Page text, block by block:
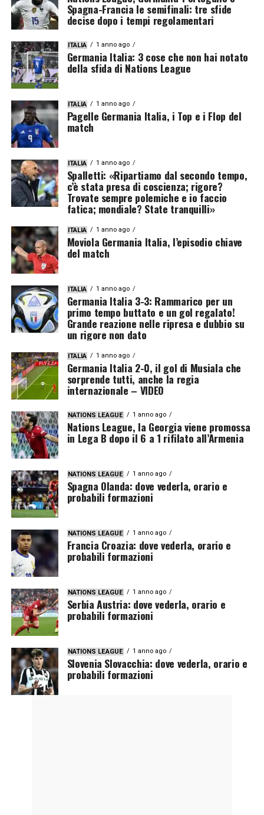
Spagna-Francia le semifinali: tre sfide
decise dopo i tempi regolamentari
ITALIA 1 anno ago
Germania Italia: 3 cose che non hai notato
della sfida di Nations League
ITALIA 1 anno ago
Pagelle Germania Italia, i Top e i Flop del
match
ITALIA 1 anno ago
Spalletti: «Ripartiamo dal secondo tempo,
c’è stata presa di coscienza; rigore?
Trovate sempre polemiche e io faccio
fatica; mondiale? State tranquilli»
ITALIA 1 anno ago
Moviola Germania Italia, l’episodio chiave
del match
ITALIA 1 anno ago
Germania Italia 3-3: Rammarico per un
primo tempo buttato e un gol regalato!
Grande reazione nelle ripresa e dubbio su
un rigore non dato
ITALIA 1 anno ago
Germania Italia 2-0, il gol di Musiala che
sorprende tutti, anche la regia
internazionale – VIDEO
NATIONS LEAGUE 1 anno ago
Nations League, la Georgia viene promossa
in Lega B dopo il 6 a 1 rifilato all’Armenia
NATIONS LEAGUE 1 anno ago
Spagna Olanda: dove vederla, orario e
probabili formazioni
NATIONS LEAGUE 1 anno ago
Francia Croazia: dove vederla, orario e
probabili formazioni
NATIONS LEAGUE 1 anno ago
Serbia Austria: dove vederla, orario e
probabili formazioni
NATIONS LEAGUE 1 anno ago
Slovenia Slovacchia: dove vederla, orario e
probabili formazioni